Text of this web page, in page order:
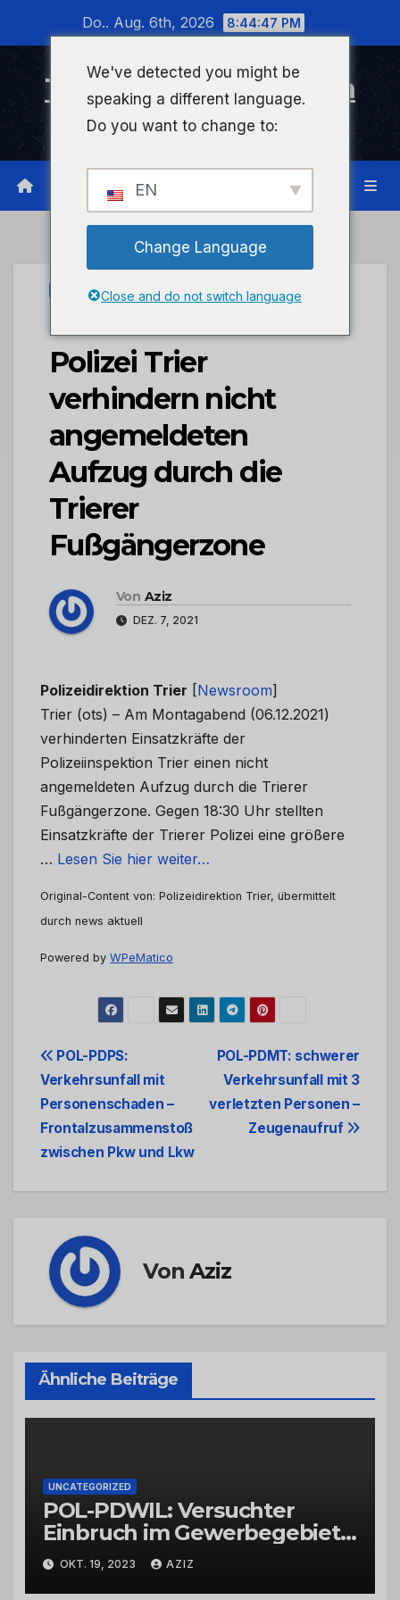
wechseln
Do.. Aug. 6th, 2026 8:44:48 PM
Timeline Bad Kreuznach
Infonetzwerk für Bad Kreuznach
UNCATEGORIZED
POL-PDTR: Stadt und
Polizei Trier
verhindern nicht
angemeldeten
Aufzug durch die
Trierer
Fußgängerzone
Von Aziz
DEZ. 7, 2021
Polizeidirektion Trier [Newsroom]
Trier (ots) – Am Montagabend (06.12.2021)
verhinderten Einsatzkräfte der
Polizeiinspektion Trier einen nicht
angemeldeten Aufzug durch die Trierer
Fußgängerzone. Gegen 18:30 Uhr stellten
Einsatzkräfte der Trierer Polizei eine größere
… Lesen Sie hier weiter…
Original-Content von: Polizeidirektion Trier, übermittelt
durch news aktuell
Powered by WPeMatico
Beitrags-
Navigation
POL-PDMT: schwerer
Verkehrsunfall mit 3
verletzten Personen –
Zeugenaufruf
POL-PDPS:
Verkehrsunfall mit
Personenschaden –
Frontalzusammenstoß
zwischen Pkw und Lkw
VonAziz
Ähnliche Beiträge
UNCATEGORIZED
POL-PDWIL: Versuchter
Einbruch im Gewerbegebiet
Wittlich
OKT. 19, 2023 AZIZ
We've detected you might be
speaking a different language.
Do you want to change to:
EN
Change Language
Close and do not switch language